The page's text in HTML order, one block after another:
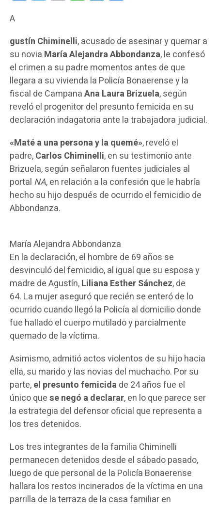
A
gustín Chiminelli, acusado de asesinar y quemar a
su novia María Alejandra Abbondanza, le confesó
el crimen a su padre momentos antes de que
llegara a su vivienda la Policía Bonaerense y la
fiscal de CampanaAna Laura Brizuela, según
reveló el progenitor del presunto femicida en su
declaración indagatoria ante la trabajadora judicial.
«Maté a una persona y la quemé», reveló el
padre,Carlos Chiminelli, en su testimonio ante
Brizuela, según señalaron fuentes judiciales al
portal NA, en relación a la confesión que le habría
hecho su hijo después de ocurrido el femicidio de
Abbondanza.
María Alejandra Abbondanza
En la declaración, el hombre de 69 años se
desvinculó del femicidio, al igual que su esposa y
madre de Agustín,Liliana Esther Sánchez, de
64. La mujer aseguró que recién se enteró de lo
ocurrido cuando llegó la Policía al domicilio donde
fue hallado el cuerpo mutilado y parcialmente
quemado de la víctima.
Asimismo, admitió actos violentos de su hijo hacia
ella, su marido y las novias del muchacho. Por su
parte,el presunto femicidade 24 años fue el
único quese negó a declarar, en lo que parece ser
la estrategia del defensor oficial que representa a
los tres detenidos.
Los tres integrantes de la familia Chiminelli
permanecen detenidos desde el sábado pasado,
luego de que personal de la Policía Bonaerense
hallara los restos incinerados de la víctima en una
parrilla de la terraza de la casa familiar en